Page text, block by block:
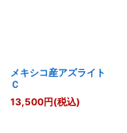
メキシコ産アズライト
Ｃ
13,500円(税込)